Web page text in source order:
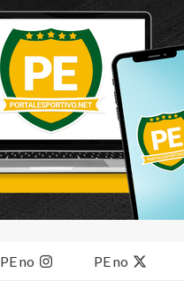
PE no PE no